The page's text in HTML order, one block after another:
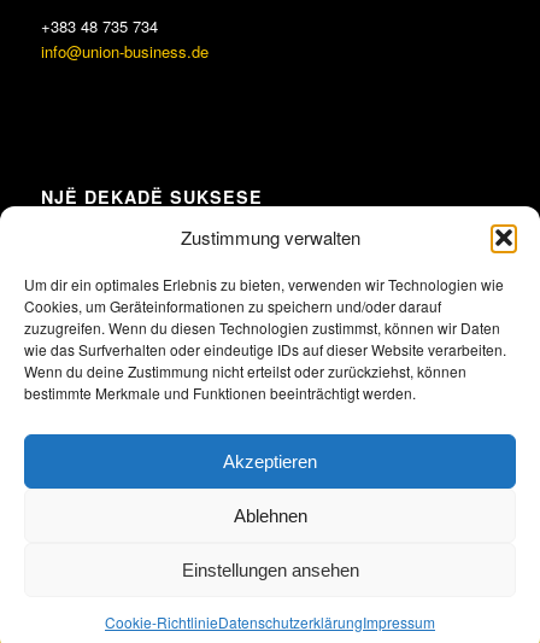
Zustimmung verwalten
Um dir ein optimales Erlebnis zu bieten, verwenden wir Technologien wie
Cookies, um Geräteinformationen zu speichern und/oder darauf
zuzugreifen. Wenn du diesen Technologien zustimmst, können wir Daten
wie das Surfverhalten oder eindeutige IDs auf dieser Website verarbeiten.
Wenn du deine Zustimmung nicht erteilst oder zurückziehst, können
bestimmte Merkmale und Funktionen beeinträchtigt werden.
Akzeptieren
Ablehnen
Einstellungen ansehen
Cookie-RichtlinieDatenschutzerklärungImpressum
+383 48 735 734
info@union-business.de
NJË DEKADË SUKSESE
Klicke hier, um Marketing-Cookies zu
akzeptieren und diesen Inhalt zu aktivieren
2026 Alle Rechte vorbehalten. Union der albanischen und deutschen
Impressum
Datenschutzerklärung Satzung Archiv